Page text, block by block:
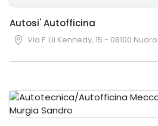
Autosi' Autofficina
Via F. Lli Kennedy, 15 - 08100